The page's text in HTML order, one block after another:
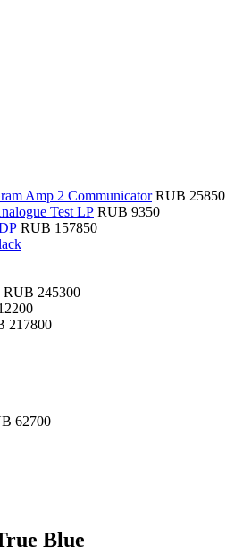
RUB 25850
RUB 9350
RUB 157850
RUB 245300
217800
62700
Blue